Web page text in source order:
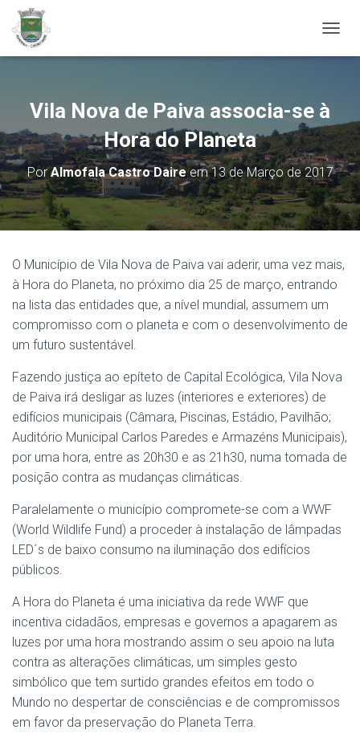
Vila Nova de Paiva associa-se à
Hora do Planeta
PorAlmofala Castro Daireem13 de Março de 2017
O Município de Vila Nova de Paiva vai aderir, uma vez mais,
à Hora do Planeta, no próximo dia 25 de março, entrando
na lista das entidades que, a nível mundial, assumem um
compromisso com o planeta e com o desenvolvimento de
um futuro sustentável.
Fazendo justiça ao epíteto de Capital Ecológica, Vila Nova
de Paiva irá desligar as luzes (interiores e exteriores) de
edifícios municipais (Câmara, Piscinas, Estádio, Pavilhão;
Auditório Municipal Carlos Paredes e Armazéns Municipais),
por uma hora, entre as 20h30 e as 21h30, numa tomada de
posição contra as mudanças climáticas.
Paralelamente o município compromete-se com a WWF
(World Wildlife Fund) a proceder à instalação de lâmpadas
LED´s de baixo consumo na iluminação dos edifícios
públicos.
A Hora do Planeta é uma iniciativa da rede WWF que
incentiva cidadãos, empresas e governos a apagarem as
luzes por uma hora mostrando assim o seu apoio na luta
contra as alterações climáticas, um simples gesto
simbólico que tem surtido grandes efeitos em todo o
Mundo no despertar de consciências e de compromissos
em favor da preservação do Planeta Terra.